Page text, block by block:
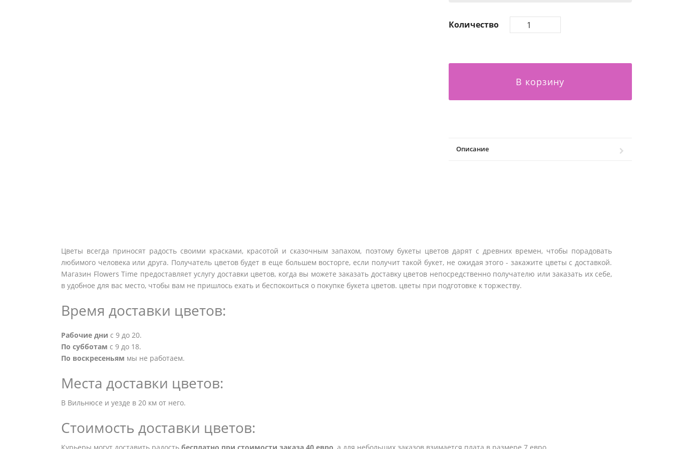
Количество
В корзину
Описание
Цветы всегда приносят радость своими красками, красотой и сказочным запахом, поэтому букеты цветов дарят с древних времен, чтобы порадовать
любимого человека или друга. Получатель цветов будет в еще большем восторге, если получит такой букет, не ожидая этого - закажите цветы с доставкой.
Магазин Flowers Time предоставляет услугу доставки цветов, когда вы можете заказать доставку цветов непосредственно получателю или заказать их себе,
в удобное для вас место, чтобы вам не пришлось ехать и беспокоиться о покупке букета цветов. цветы при подготовке к торжеству.
Время доставки цветов:
Рабочие дни с 9 до 20.
По субботам с 9 до 18.
По воскресеньям мы не работаем.
Места доставки цветов:
В Вильнюсе и уезде в 20 км от него.
Стоимость доставки цветов: